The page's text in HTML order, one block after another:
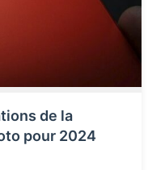
de la
pour 2024